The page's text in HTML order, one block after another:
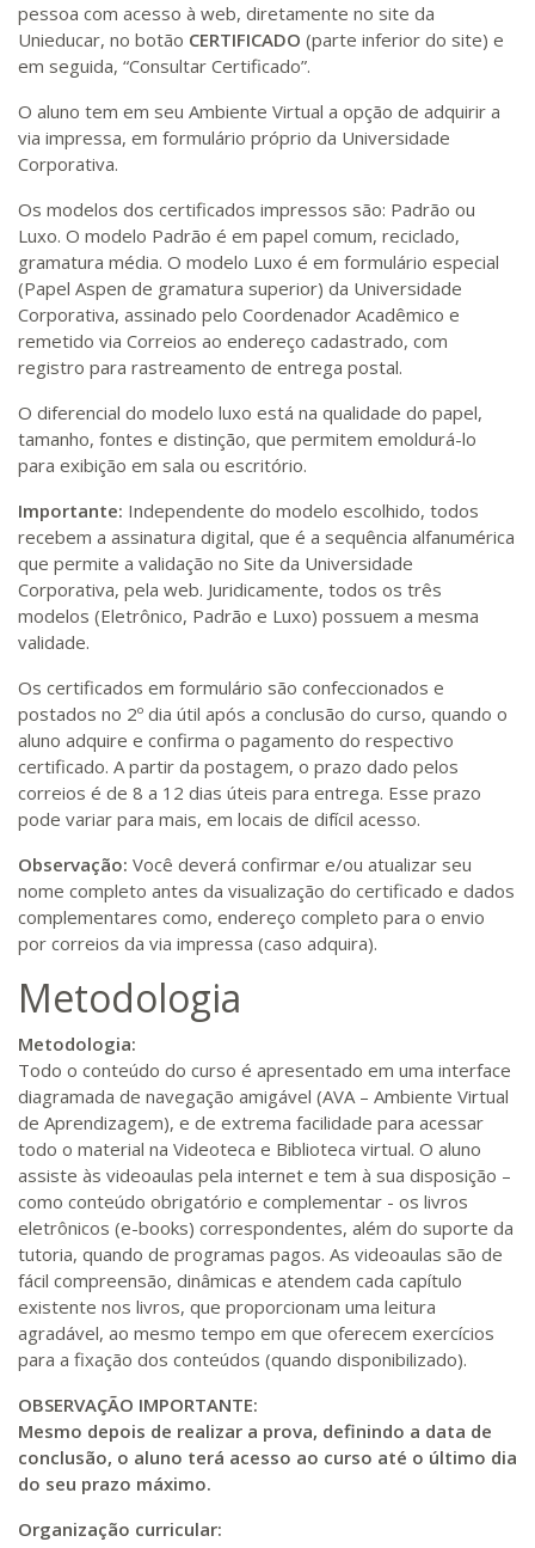
pessoa com acesso à web, diretamente no site da
Unieducar, no botão CERTIFICADO (parte inferior do site) e
em seguida, “Consultar Certificado”.
O aluno tem em seu Ambiente Virtual a opção de adquirir a
via impressa, em formulário próprio da Universidade
Corporativa.
Os modelos dos certificados impressos são: Padrão ou
Luxo. O modelo Padrão é em papel comum, reciclado,
gramatura média. O modelo Luxo é em formulário especial
(Papel Aspen de gramatura superior) da Universidade
Corporativa, assinado pelo Coordenador Acadêmico e
remetido via Correios ao endereço cadastrado, com
registro para rastreamento de entrega postal.
O diferencial do modelo luxo está na qualidade do papel,
tamanho, fontes e distinção, que permitem emoldurá-lo
para exibição em sala ou escritório.
Importante: Independente do modelo escolhido, todos
recebem a assinatura digital, que é a sequência alfanumérica
que permite a validação no Site da Universidade
Corporativa, pela web. Juridicamente, todos os três
modelos (Eletrônico, Padrão e Luxo) possuem a mesma
validade.
Os certificados em formulário são confeccionados e
postados no 2º dia útil após a conclusão do curso, quando o
aluno adquire e confirma o pagamento do respectivo
certificado. A partir da postagem, o prazo dado pelos
correios é de 8 a 12 dias úteis para entrega. Esse prazo
pode variar para mais, em locais de difícil acesso.
Observação: Você deverá confirmar e/ou atualizar seu
nome completo antes da visualização do certificado e dados
complementares como, endereço completo para o envio
por correios da via impressa (caso adquira).
Metodologia
Metodologia:
Todo o conteúdo do curso é apresentado em uma interface
diagramada de navegação amigável (AVA – Ambiente Virtual
de Aprendizagem), e de extrema facilidade para acessar
todo o material na Videoteca e Biblioteca virtual. O aluno
assiste às videoaulas pela internet e tem à sua disposição –
como conteúdo obrigatório e complementar - os livros
eletrônicos (e-books) correspondentes, além do suporte da
tutoria, quando de programas pagos. As videoaulas são de
fácil compreensão, dinâmicas e atendem cada capítulo
existente nos livros, que proporcionam uma leitura
agradável, ao mesmo tempo em que oferecem exercícios
para a fixação dos conteúdos (quando disponibilizado).
OBSERVAÇÃO IMPORTANTE:
Mesmo depois de realizar a prova, definindo a data de
conclusão, o aluno terá acesso ao curso até o último dia
do seu prazo máximo.
Organização curricular: